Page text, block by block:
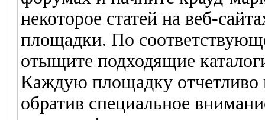
некоторое статей на веб-
площадки. По
отыщите подходящие
Каждую площадку отчетливо
обратив специальное